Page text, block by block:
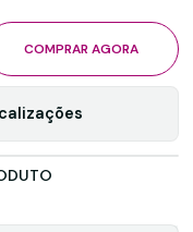
COMPRAR AGORA